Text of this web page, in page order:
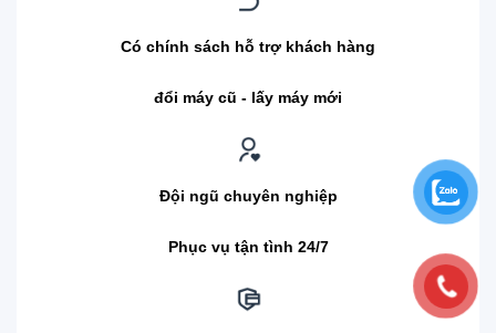
Có chính sách hỗ trợ khách hàng
đổi máy cũ - lấy máy mới
Đội ngũ chuyên nghiệp
Phục vụ tận tình 24/7